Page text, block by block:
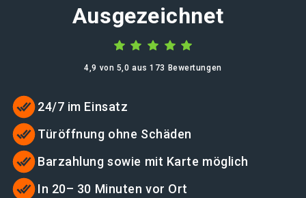
Ausgezeichnet
4,9 von 5,0 aus 173 Bewertungen
24/7 im Einsatz
Türöffnung ohne Schäden
Barzahlung sowie mit Karte möglich
In 20– 30 Minuten vor Ort